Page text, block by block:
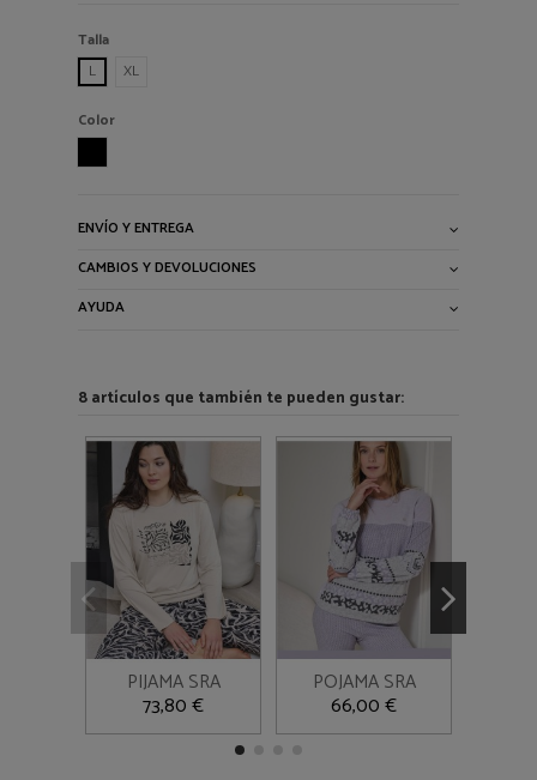
Talla
L
XL
Color
ENVÍO Y ENTREGA
CAMBIOS Y DEVOLUCIONES
AYUDA
8 artículos que también te pueden gustar:
PIJAMA SRA
MASSANA ARENA
73,80 €
M
Añadir al
carrito
POJAMA SRA
MASSANA LILA
CLARO
66,00 €
S

Añadir al
carrito